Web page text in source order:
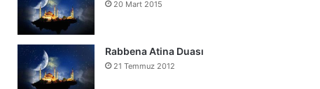
20 Mart 2015
Rabbena Atina Duası
21 Temmuz 2012